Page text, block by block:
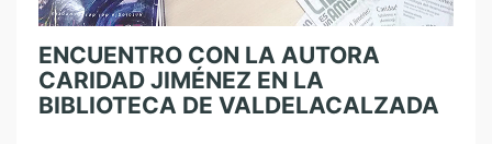
ENCUENTRO CON LA AUTORA
CARIDAD JIMÉNEZ EN LA
BIBLIOTECA DE VALDELACALZADA